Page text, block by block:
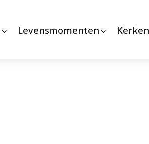
Levensmomenten Kerken